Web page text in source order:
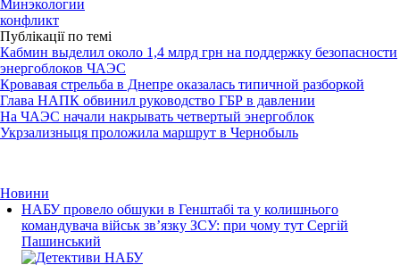
Минэкологии
конфликт
Публікації по темі
Кабмин выделил около 1,4 млрд грн на поддержку безопасности
энергоблоков ЧАЭС
Кровавая стрельба в Днепре оказалась типичной разборкой
Глава НАПК обвинил руководство ГБР в давлении
На ЧАЭС начали накрывать четвертый энергоблок
Укрзализныця проложила маршрут в Чернобыль
Новини
НАБУ провело обшуки в Генштабі та у колишнього
командувача військ зв’язку ЗСУ: при чому тут Сергій
Пашинський